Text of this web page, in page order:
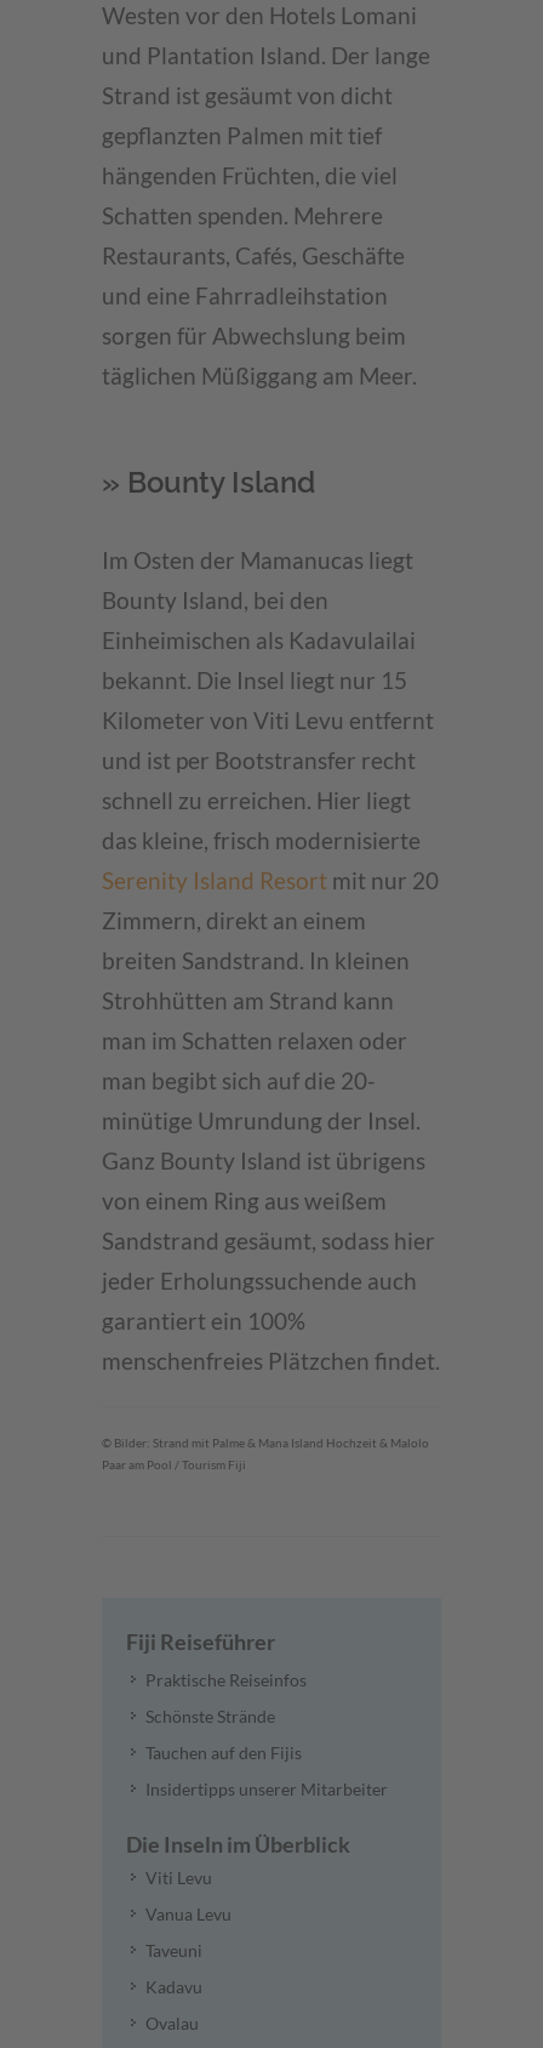
Westen vor den Hotels Lomani
und Plantation Island. Der lange
Strand ist gesäumt von dicht
gepflanzten Palmen mit tief
hängenden Früchten, die viel
Schatten spenden. Mehrere
Restaurants, Cafés, Geschäfte
und eine Fahrradleihstation
sorgen für Abwechslung beim
täglichen Müßiggang am Meer.
» Bounty Island
Im Osten der Mamanucas liegt
Bounty Island, bei den
Einheimischen als Kadavulailai
bekannt. Die Insel liegt nur 15
Kilometer von Viti Levu entfernt
und ist per Bootstransfer recht
schnell zu erreichen. Hier liegt
das kleine, frisch modernisierte
Serenity Island Resort mit nur 20
Zimmern, direkt an einem
breiten Sandstrand. In kleinen
Strohhütten am Strand kann
man im Schatten relaxen oder
man begibt sich auf die 20-
minütige Umrundung der Insel.
Ganz Bounty Island ist übrigens
von einem Ring aus weißem
Sandstrand gesäumt, sodass hier
jeder Erholungssuchende auch
garantiert ein 100%
menschenfreies Plätzchen findet.
© Bilder: Strand mit Palme & Mana Island Hochzeit & Malolo
Paar am Pool / Tourism Fiji
Fiji Reiseführer
Praktische Reiseinfos
Schönste Strände
Tauchen auf den Fijis
Insidertipps unserer Mitarbeiter
Die Inseln im Überblick
Viti Levu
Vanua Levu
Taveuni
Kadavu
Ovalau